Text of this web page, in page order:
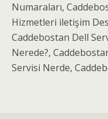
Numaraları,
Hizmetleri iletişim
Caddebostan Dell
Nerede?,
Servisi Nerde,